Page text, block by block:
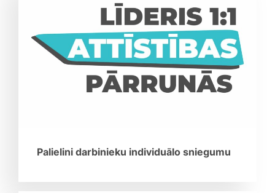
Palielini darbinieku individuālo sniegumu